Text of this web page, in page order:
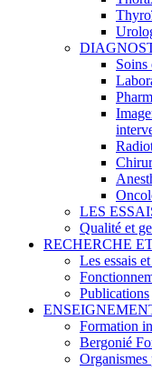
Soins
LES
Qualité et
RECHERCHE
Les essais
Publications
Formation
Bergonié
Organismes